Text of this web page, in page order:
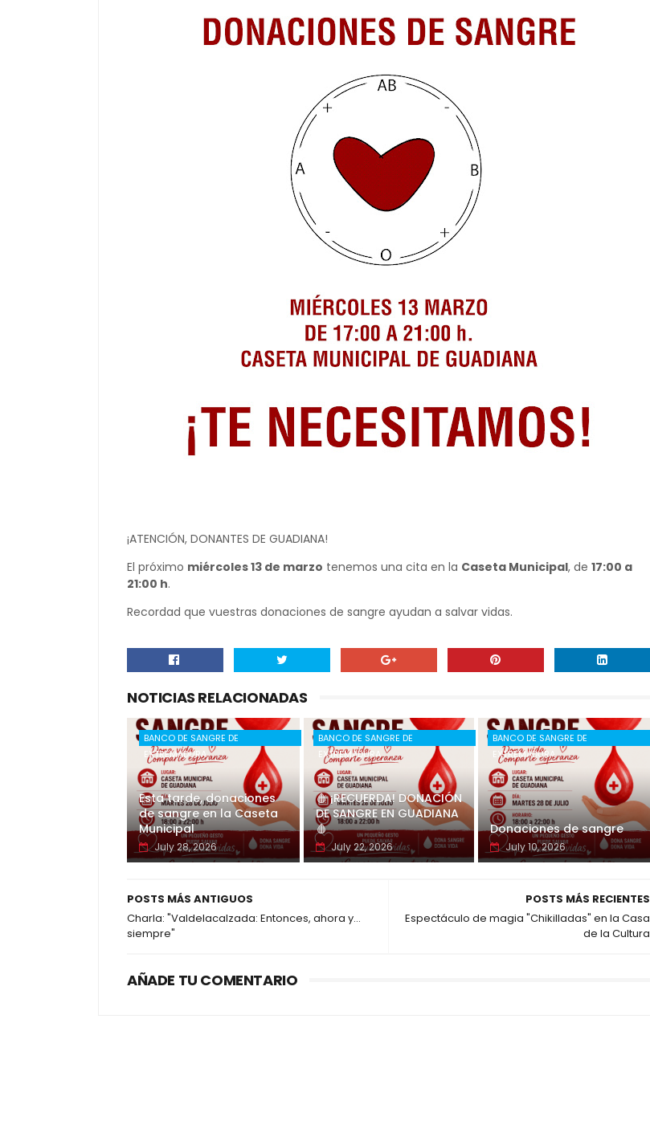
¡ATENCIÓN, DONANTES DE GUADIANA!
El próximo miércoles 13 de marzo tenemos una cita en la Caseta Municipal, de 17:00 a
21:00 h.
Recordad que vuestras donaciones de sangre ayudan a salvar vidas.
NOTICIAS RELACIONADAS
BANCO DE SANGRE DE
EXTREMADURA
Esta tarde, donaciones
de sangre en la Caseta
Municipal
July 28, 2026
BANCO DE SANGRE DE
EXTREMADURA
🩸 ¡RECUERDA! DONACIÓN
DE SANGRE EN GUADIANA
🩸
July 22, 2026
BANCO DE SANGRE DE
EXTREMADURA
Donaciones de sangre
July 10, 2026
POSTS MÁS RECIENTES
Espectáculo de magia "Chikilladas" en la Casa
de la Cultura
POSTS MÁS ANTIGUOS
Charla: "Valdelacalzada: Entonces, ahora y...
siempre"
AÑADE TU COMENTARIO